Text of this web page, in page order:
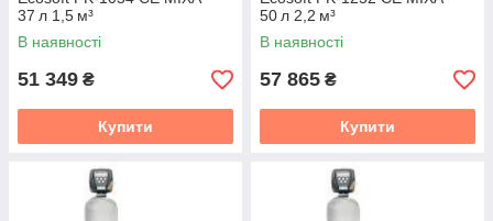
37 л 1,5 м³
В наявності
51 349 ₴
Купити
50 л 2,2 м³
В наявності
57 865 ₴
Купити